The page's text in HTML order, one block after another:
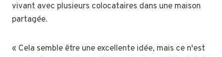
vivant avec plusieurs colocataires dans une maison
partagée.
« Cela semble être une excellente idée, mais ce n'est